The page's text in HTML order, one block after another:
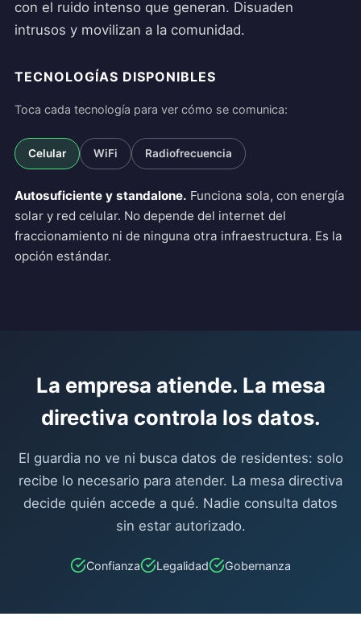
con el ruido intenso que generan. Disuaden
intrusos y movilizan a la comunidad.
TECNOLOGÍAS DISPONIBLES
Toca cada tecnología para ver cómo se comunica:
Celular WiFi Radiofrecuencia
Autosuficiente y standalone. Funciona sola, con energía
solar y red celular. No depende del internet del
fraccionamiento ni de ninguna otra infraestructura. Es la
opción estándar.
La empresa atiende. La mesa
directiva controla los datos.
El guardia no ve ni busca datos de residentes: solo
recibe lo necesario para atender. La mesa directiva
decide quién accede a qué. Nadie consulta datos
sin estar autorizado.
Confianza Legalidad Gobernanza